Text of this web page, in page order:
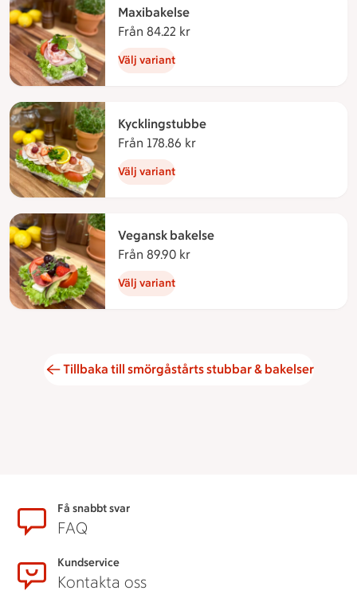
Maxibakelse
Från 84.22 kr
Välj variant
Kycklingstubbe
Från 178.86 kr
Välj variant
Vegansk bakelse
Från 89.90 kr
Välj variant
Tillbaka till smörgåstårts stubbar & bakelser
SidfotFå snabbt svar
FAQ
Kundservice
Kontakta oss